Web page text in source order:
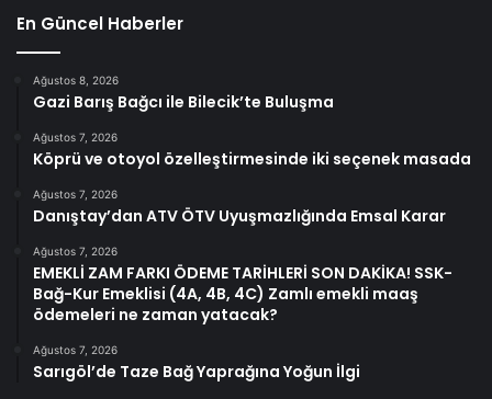
En Güncel Haberler
Ağustos 8, 2026
Gazi Barış Bağcı ile Bilecik’te Buluşma
Ağustos 7, 2026
Köprü ve otoyol özelleştirmesinde iki seçenek masada
Ağustos 7, 2026
Danıştay’dan ATV ÖTV Uyuşmazlığında Emsal Karar
Ağustos 7, 2026
EMEKLİ ZAM FARKI ÖDEME TARİHLERİ SON DAKİKA! SSK-
Bağ-Kur Emeklisi (4A, 4B, 4C) Zamlı emekli maaş
ödemeleri ne zaman yatacak?
Ağustos 7, 2026
Sarıgöl’de Taze Bağ Yaprağına Yoğun İlgi